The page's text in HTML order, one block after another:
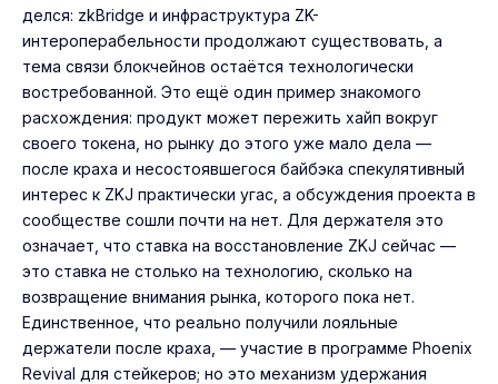
делся: zkBridge и инфраструктура ZK-
интероперабельности продолжают существовать, а
тема связи блокчейнов остаётся технологически
востребованной. Это ещё один пример знакомого
расхождения: продукт может пережить хайп вокруг
своего токена, но рынку до этого уже мало дела —
после краха и несостоявшегося байбэка спекулятивный
интерес к ZKJ практически угас, а обсуждения проекта в
сообществе сошли почти на нет. Для держателя это
означает, что ставка на восстановление ZKJ сейчас —
это ставка не столько на технологию, сколько на
возвращение внимания рынка, которого пока нет.
Единственное, что реально получили лояльные
держатели после краха, — участие в программе Phoenix
Revival для стейкеров; но это механизм удержания